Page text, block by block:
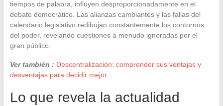
tiempos de palabra, influyen desproporcionadamente en el
debate democrático. Las alianzas cambiantes y las fallas del
calendario legislativo redibujan constantemente los contornos
del poder, revelando cuestiones a menudo ignoradas por el
gran público.
Ver también : Descentralización: comprender sus ventajas y
desventajas para decidir mejor
Lo que revela la actualidad